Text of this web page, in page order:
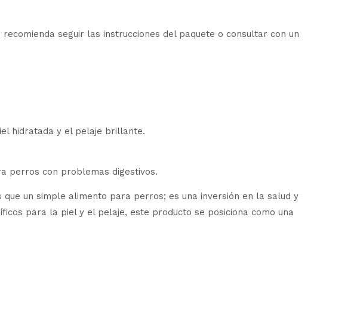
seguir las instrucciones del paquete o consultar con un
hidratada y el pelaje brillante.
perros con problemas digestivos.
que un simple alimento para perros; es una inversión en la salud y
para la piel y el pelaje, este producto se posiciona como una